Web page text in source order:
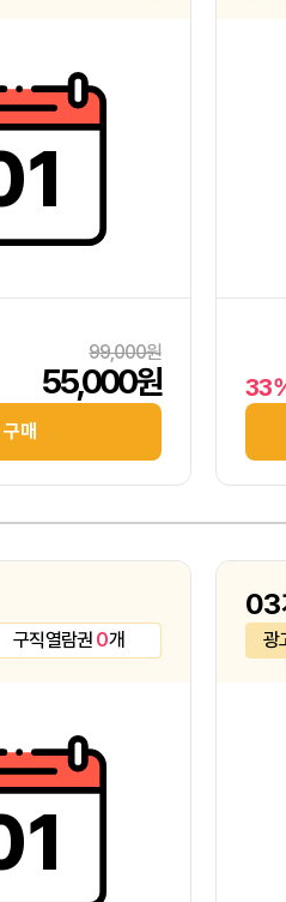
99,000원
55,000원
구매
구직열람권 0개
03
광